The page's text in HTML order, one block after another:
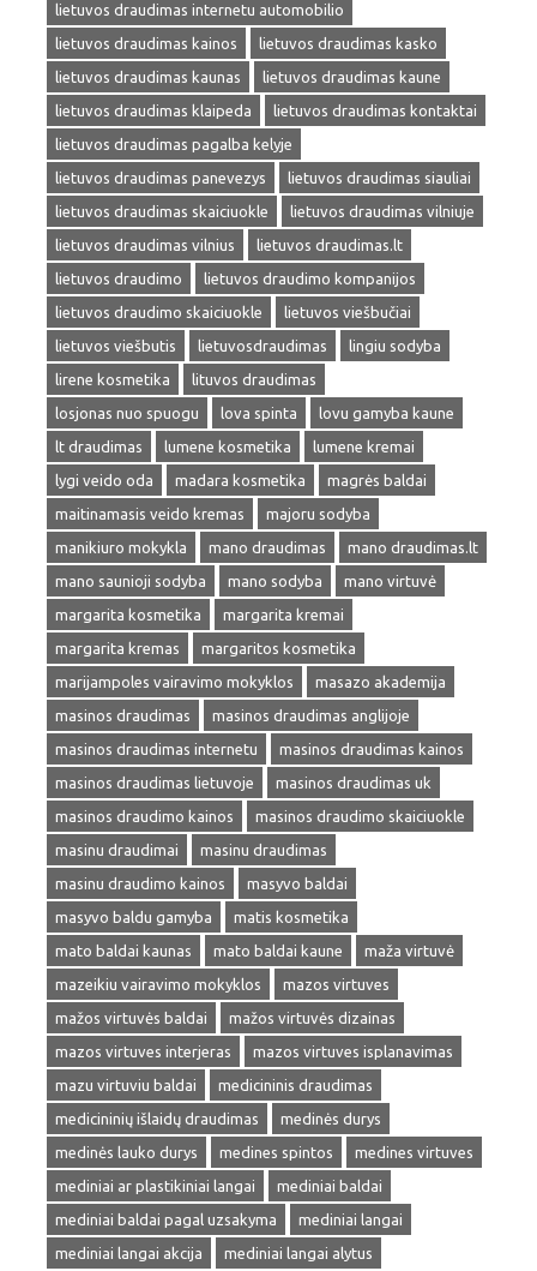
lietuvos draudimas internetu automobilio
lietuvos draudimas kainos
lietuvos draudimas kasko
lietuvos draudimas kaunas
lietuvos draudimas kaune
lietuvos draudimas klaipeda
lietuvos draudimas kontaktai
lietuvos draudimas pagalba kelyje
lietuvos draudimas panevezys
lietuvos draudimas siauliai
lietuvos draudimas skaiciuokle
lietuvos draudimas vilniuje
lietuvos draudimas vilnius
lietuvos draudimas.lt
lietuvos draudimo
lietuvos draudimo kompanijos
lietuvos draudimo skaiciuokle
lietuvos viešbučiai
lietuvos viešbutis
lietuvosdraudimas
lingiu sodyba
lirene kosmetika
lituvos draudimas
losjonas nuo spuogu
lova spinta
lovu gamyba kaune
lt draudimas
lumene kosmetika
lumene kremai
lygi veido oda
madara kosmetika
magrės baldai
maitinamasis veido kremas
majoru sodyba
manikiuro mokykla
mano draudimas
mano draudimas.lt
mano saunioji sodyba
mano sodyba
mano virtuvė
margarita kosmetika
margarita kremai
margarita kremas
margaritos kosmetika
marijampoles vairavimo mokyklos
masazo akademija
masinos draudimas
masinos draudimas anglijoje
masinos draudimas internetu
masinos draudimas kainos
masinos draudimas lietuvoje
masinos draudimas uk
masinos draudimo kainos
masinos draudimo skaiciuokle
masinu draudimai
masinu draudimas
masinu draudimo kainos
masyvo baldai
masyvo baldu gamyba
matis kosmetika
mato baldai kaunas
mato baldai kaune
maža virtuvė
mazeikiu vairavimo mokyklos
mazos virtuves
mažos virtuvės baldai
mažos virtuvės dizainas
mazos virtuves interjeras
mazos virtuves isplanavimas
mazu virtuviu baldai
medicininis draudimas
medicininių išlaidų draudimas
medinės durys
medinės lauko durys
medines spintos
medines virtuves
mediniai ar plastikiniai langai
mediniai baldai
mediniai baldai pagal uzsakyma
mediniai langai
mediniai langai akcija
mediniai langai alytus